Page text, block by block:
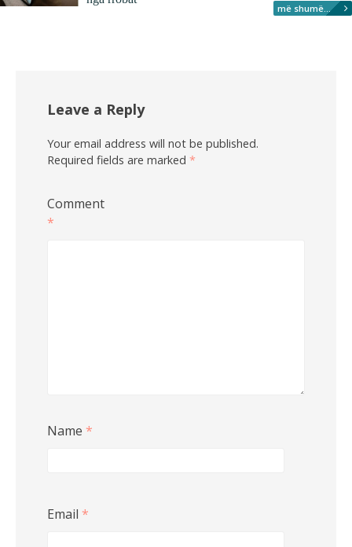
më shumë...
Leave a Reply
Your email address will not be published.
Required fields are marked *
Comment
*
Name *
Email *